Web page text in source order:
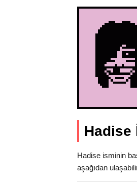
Hadise
Hadise isminin
aşağıdan